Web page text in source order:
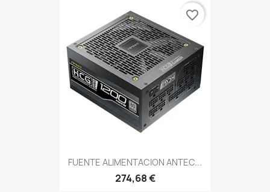
FUENTE ALIMENTACION ANTEC...
274,68 €
favorite_border